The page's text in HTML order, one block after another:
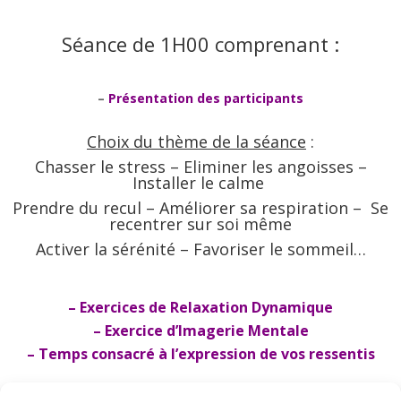
Séance de 1H00 comprenant :
– Présentation des participants
Choix du thème de la séance :
Chasser le stress – Eliminer les angoisses –
Installer le calme
Prendre du recul – Améliorer sa respiration – Se
recentrer sur soi même
Activer la sérénité – Favoriser le sommeil…
– Exercices de Relaxation Dynamique
– Exercice d’Imagerie Mentale
– Temps consacré à l’expression de vos ressentis